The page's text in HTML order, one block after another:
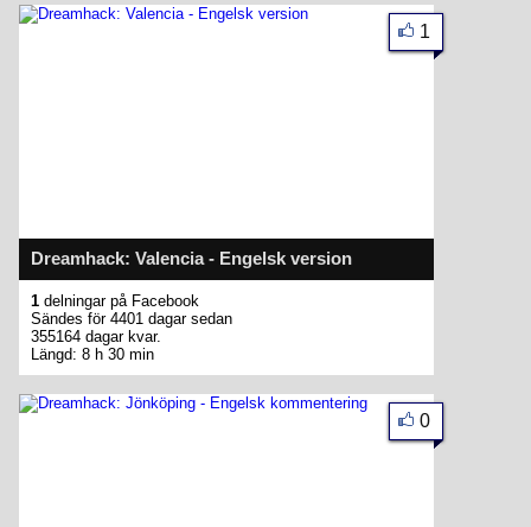
Dreamhack: Valencia - Engelsk version
1
1 delningar på Facebook
Sändes för 4401 dagar sedan
355164 dagar kvar.
Längd: 8 h 30 min
0